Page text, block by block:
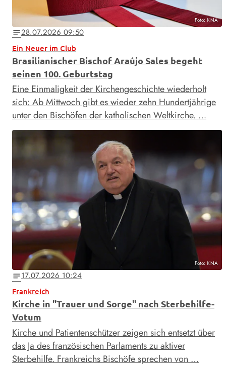
Foto: KNA
notes28.07.2026 09:50
Ein Neuer im Club
Brasilianischer Bischof Araújo Sales begeht
seinen 100. Geburtstag
Eine Einmaligkeit der Kirchengeschichte wiederholt
sich: Ab Mittwoch gibt es wieder zehn Hundertjährige
unter den Bischöfen der katholischen Weltkirche. …
Foto: KNA
notes17.07.2026 10:24
Frankreich
Kirche in "Trauer und Sorge" nach Sterbehilfe-
Votum
Kirche und Patientenschützer zeigen sich entsetzt über
das Ja des französischen Parlaments zu aktiver
Sterbehilfe. Frankreichs Bischöfe sprechen von …